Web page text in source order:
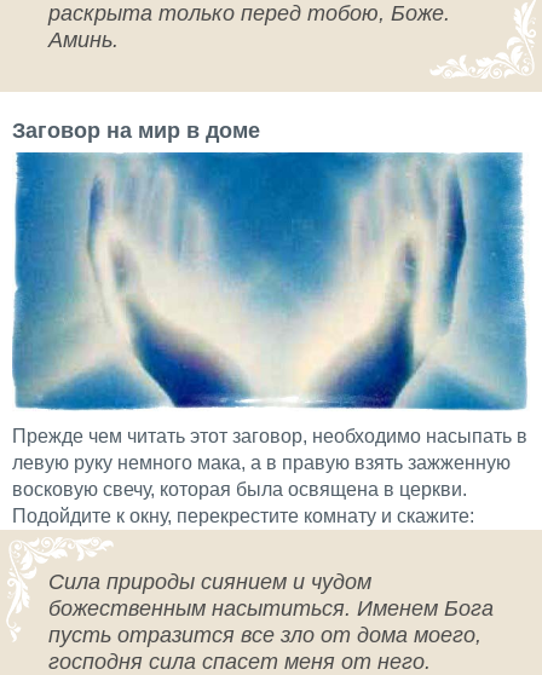
раскрыта только перед тобою, Боже.
Аминь.
Заговор на мир в доме
Прежде чем читать этот заговор, необходимо насыпать в
левую руку немного мака, а в правую взять зажженную
восковую свечу, которая была освящена в церкви.
Подойдите к окну, перекрестите комнату и скажите:
Сила природы сиянием и чудом
божественным насытиться. Именем Бога
пусть отразится все зло от дома моего,
господня сила спасет меня от него.